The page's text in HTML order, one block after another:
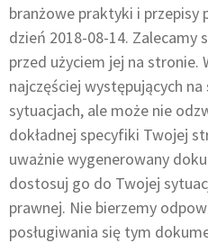
branżowe praktyki i przepisy
dzień 2018-08-14. Zalecamy
przed użyciem jej na stronie.
najczęściej występujących
sytuacjach, ale może nie
dokładnej specyfiki Twojej
uważnie wygenerowany
dostosuj go do Twojej
prawnej. Nie bierzemy
posługiwania się tym